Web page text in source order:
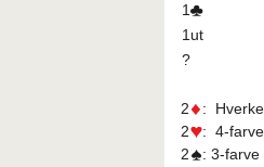
1
1ut
?
2
:
2
: 4-farve
2
: 3-farve